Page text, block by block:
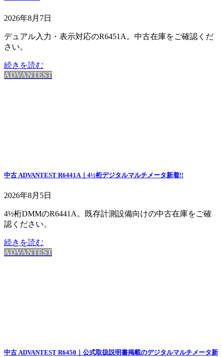
2026年8月7日
デュアル入力・表示対応のR6451A。中古在庫をご確認くだ
さい。
続きを読む
ADVANTEST
中古 ADVANTEST R6441A｜4½桁デジタルマルチメータ新着!!
2026年8月5日
4½桁DMMのR6441A。既存計測設備向けの中古在庫をご確
認ください。
続きを読む
ADVANTEST
中古 ADVANTEST R6450｜公式取扱説明書掲載のデジタルマルチメータ新